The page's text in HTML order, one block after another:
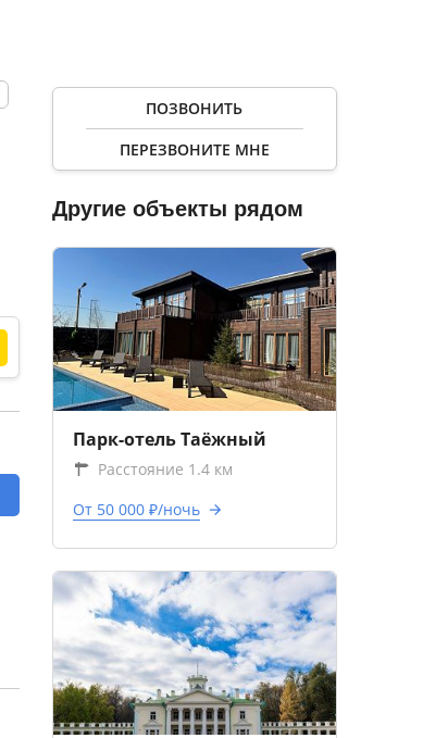
ПОЗВОНИТЬ
ПЕРЕЗВОНИТЕ МНЕ
Другие объекты рядом
Парк-отель Таёжный
Расстояние 1.4 км
От 50 000 ₽/ночь